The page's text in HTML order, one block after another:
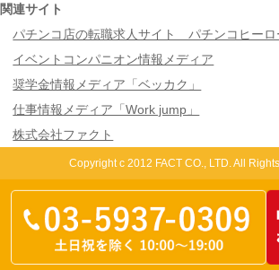
関連サイト
パチンコ店の転職求人サイト パチンコヒーロ
イベントコンパニオン情報メディア
奨学金情報メディア「ベッカク」
仕事情報メディア「Work jump」
株式会社ファクト
Copyright c 2012 FACT CO., LTD. All